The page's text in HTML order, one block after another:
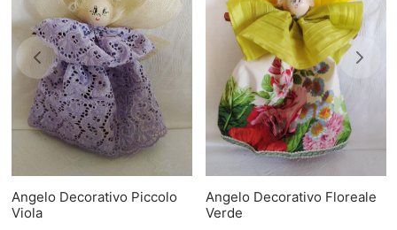
Angelo Decorativo Piccolo
Viola
Angelo Decorativo Floreale
Verde